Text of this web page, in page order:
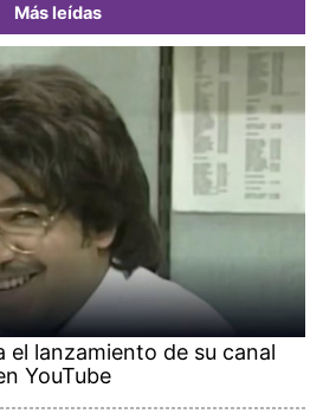
Más leídas
el lanzamiento de su canal
YouTube